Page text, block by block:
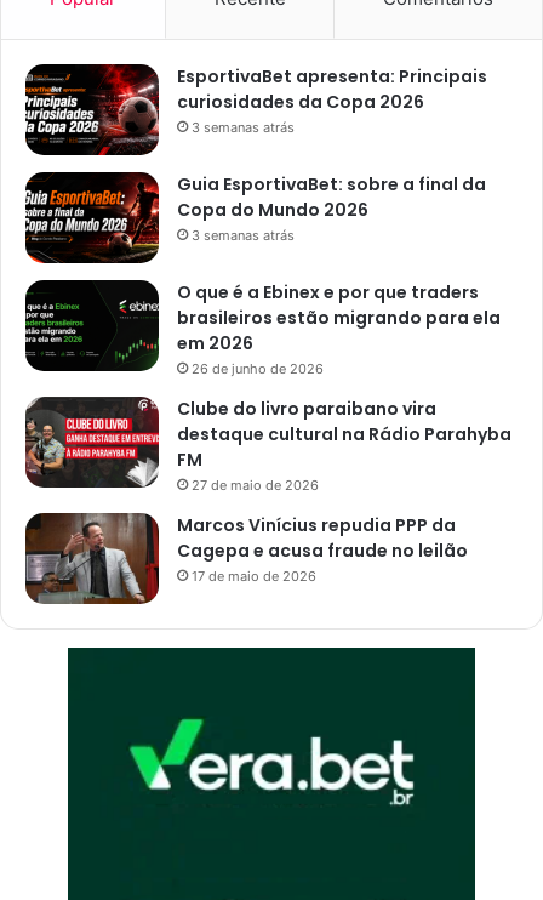
EsportivaBet apresenta: Principais
curiosidades da Copa 2026
3 semanas atrás
Guia EsportivaBet: sobre a final da
Copa do Mundo 2026
3 semanas atrás
O que é a Ebinex e por que traders
brasileiros estão migrando para ela
em 2026
26 de junho de 2026
Clube do livro paraibano vira
destaque cultural na Rádio Parahyba
FM
27 de maio de 2026
Marcos Vinícius repudia PPP da
Cagepa e acusa fraude no leilão
17 de maio de 2026